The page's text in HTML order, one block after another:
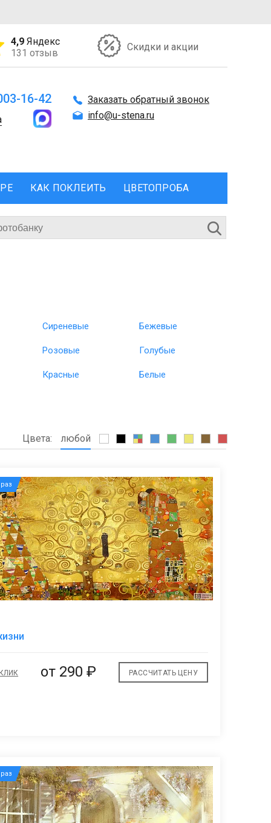
4,9 Яндекс
131 отзыв
Скидки и акции
16-42
Заказать обратный звонок
info@u-stena.ru
КАК ПОКЛЕИТЬ ЦВЕТОПРОБА
Сиреневые Бежевые
Розовые Голубые
Красные Белые
Цвета: любой
от 290 ₽ РАССЧИТАТЬ ЦЕНУ